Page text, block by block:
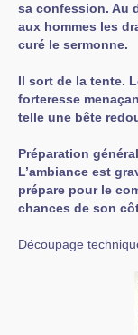
sa confession. Au
aux hommes les
curé le sermonne.
Il sort de la tente.
forteresse
telle une bête
Préparation
L’ambiance est
prépare pour le
chances de son
Découpage